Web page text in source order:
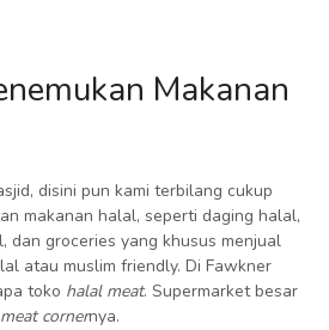
Makanan
disini pun kami terbilang cukup
makanan halal, seperti daging halal,
dan groceries yang khusus menjual
atau muslim friendly. Di Fawkner
toko halal meat. Supermarket besar
cornernya.